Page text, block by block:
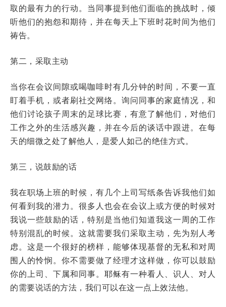
取的最有力的行动。当同事提到他们面临的挑战时，倾
听他们的抱怨和期待，并在每天上下班时花时间为他们
祷告。
第二，采取主动
当你在会议间隙或喝咖啡时有几分钟的时间，不要一直
盯着手机，或者刷社交网络。询问同事的家庭情况，和
他们讨论孩子周末的足球比赛，有意了解他们，对他们
工作之外的生活感兴趣，并在今后的谈话中跟进。在每
天的细微之处了解他人，是爱人如己的绝佳方式。
第三，说鼓励的话
我在职场上班的时候，有几个上司写纸条告诉我他们如
何看到我的潜力。很多人也会在会议上或方便的时候对
我说一些鼓励的话，特别是当他们知道我这一周的工作
特别混乱的时候。这就需要我们采取主动，先为别人考
虑。这是一个很好的榜样，能够体现基督的无私和对周
围人的怜悯。你不需要做了经理才这样做，你可以鼓励
你的上司、下属和同事。耶稣有一种看人、识人、对人
的需要说话的方法，我们可以在这一点上效法他。